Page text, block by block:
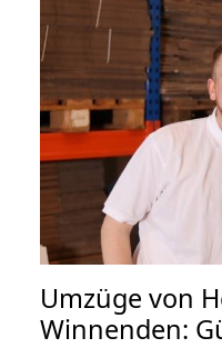
Umzüge von
Winnenden: